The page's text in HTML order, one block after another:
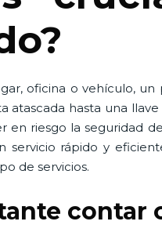
oficina o vehículo,
atascada hasta una
riesgo la seguridad
servicio rápido y
de servicios.